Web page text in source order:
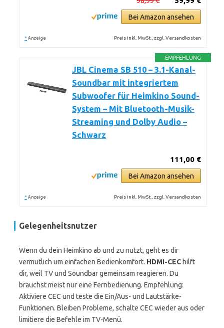
Bei Amazon ansehen
* Anzeige Preis inkl. MwSt., zzgl. Versandkosten
EMPFEHLUNG
JBL Cinema SB 510 – 3.1-Kanal-
Soundbar mit integriertem
Subwoofer für Heimkino Sound-
System – Mit Bluetooth-Musik-
Streaming und Dolby Audio –
Schwarz
111,00 €
Bei Amazon ansehen
* Anzeige Preis inkl. MwSt., zzgl. Versandkosten
Gelegenheitsnutzer
Wenn du dein Heimkino ab und zu nutzt, geht es dir
vermutlich um einfachen Bedienkomfort. HDMI-CEC hilft
dir, weil TV und Soundbar gemeinsam reagieren. Du
brauchst meist nur eine Fernbedienung. Empfehlung:
Aktiviere CEC und teste die Ein/Aus- und Lautstärke-
Funktionen. Bleiben Probleme, schalte CEC wieder aus oder
limitiere die Befehle im TV-Menü.